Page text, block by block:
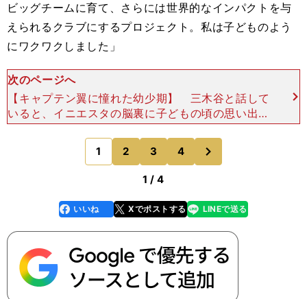
ビッグチームに育て、さらには世界的なインパクトを与
えられるクラブにするプロジェクト。私は子どものよう
にワクワクしました」
次のページへ
【キャプテン翼に憧れた幼少期】 三木谷と話して
いると、イニエスタの脳裏に子どもの頃の思い出が
蘇ってきた。 スペインのラ・マンチャ州にある、
人口わずか2000人あまりのフエンテアルビージ
ャ。イニエス
1 2 3 4
のページへ
1 / 4
faceboo
k
いいね Xでポストする
line LINEで送る